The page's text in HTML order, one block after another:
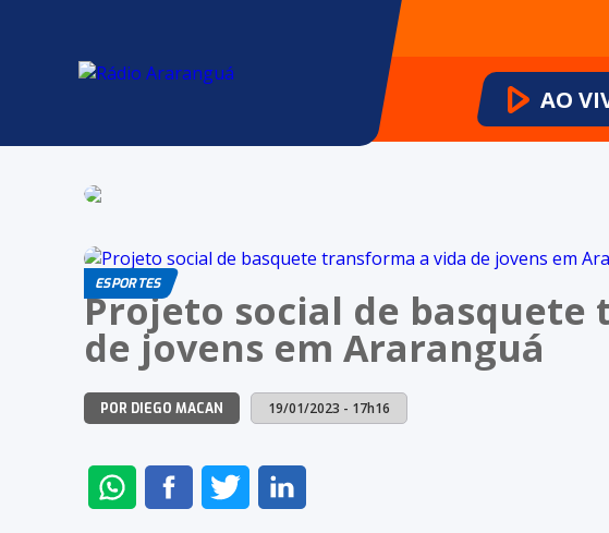
AO
ESPORTES
Projeto social de basquete
de jovens em Araranguá
POR DIEGO MACAN 19/01/2023 - 17h16
ENVIAR
NO
COMPARTILHAR
NO
COMPARTILHAR
NO